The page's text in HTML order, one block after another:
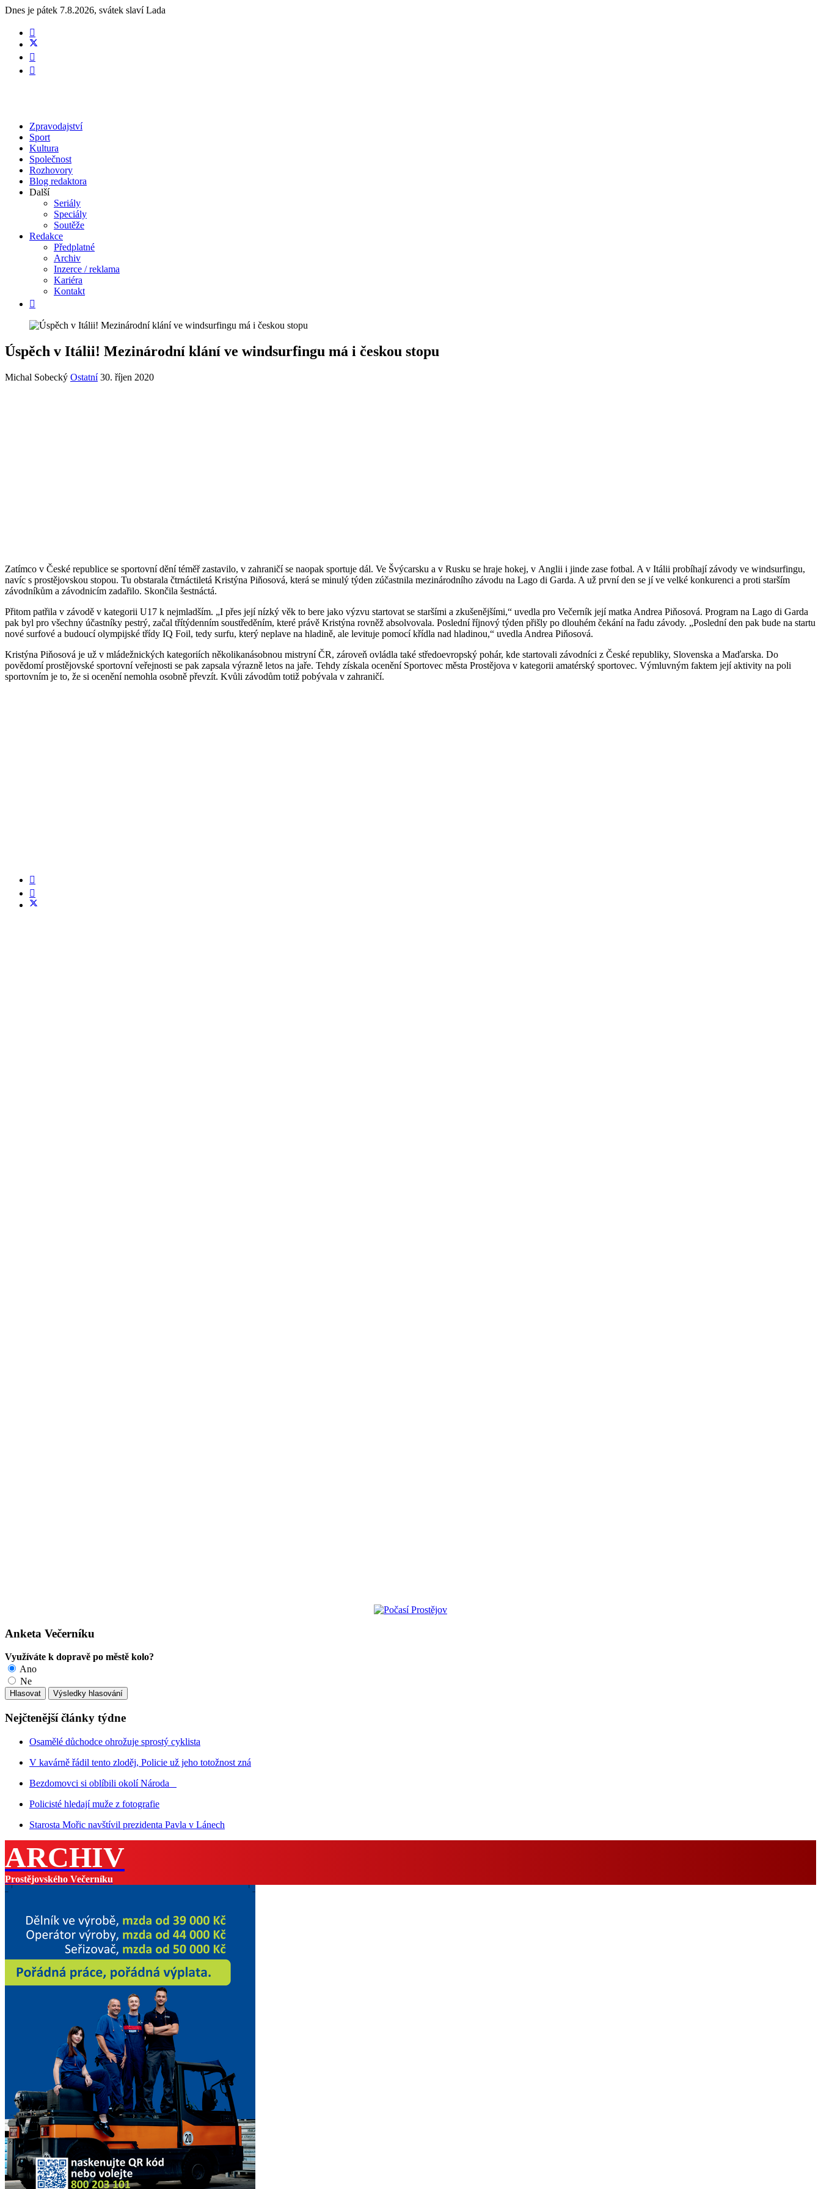
Dnes je pátek 7.8.2026, svátek slavíLada
Zpravodajství
Sport
Kultura
Společnost
Rozhovory
Blog redaktora
Další
Seriály
Speciály
Soutěže
Redakce
Předplatné
Archiv
Inzerce / reklama
Kariéra
Kontakt
Úspěch v Itálii! Mezinárodní klání ve windsurfingu má i českou stopu
Michal Sobecký Ostatní 30. říjen 2020
Zatímco v České republice se sportovní dění téměř zastavilo, v zahraničí se naopak sportuje dál. Ve Švýcarsku a v Rusku se hraje hokej, v Anglii i jinde zase fotbal. A v Itálii probíhají závody ve windsurfingu,
navíc s prostějovskou stopou. Tu obstarala čtrnáctiletá Kristýna Piňosová, která se minulý týden zúčastnila mezinárodního závodu na Lago di Garda. A už první den se jí ve velké konkurenci a proti starším
závodníkům a závodnicím zadařilo. Skončila šestnáctá.
Přitom patřila v závodě v kategorii U17 k nejmladším. „I přes její nízký věk to bere jako výzvu startovat se staršími a zkušenějšími,“ uvedla pro Večerník její matka Andrea Piňosová. Program na Lago di Garda
pak byl pro všechny účastníky pestrý, začal třítýdenním soustředěním, které právě Kristýna rovněž absolvovala. Poslední říjnový týden přišly po dlouhém čekání na řadu závody. „Poslední den pak bude na startu
nové surfové a budoucí olympijské třídy IQ Foil, tedy surfu, který neplave na hladině, ale levituje pomocí křídla nad hladinou,“ uvedla Andrea Piňosová.
Kristýna Piňosová je už v mládežnických kategoriích několikanásobnou mistryní ČR, zároveň ovládla také středoevropský pohár, kde startovali závodníci z České republiky, Slovenska a Maďarska. Do
povědomí prostějovské sportovní veřejnosti se pak zapsala výrazně letos na jaře. Tehdy získala ocenění Sportovec města Prostějova v kategorii amatérský sportovec. Výmluvným faktem její aktivity na poli
sportovním je to, že si ocenění nemohla osobně převzít. Kvůli závodům totiž pobývala v zahraničí.
Anketa Večerníku
Využíváte k dopravě po městě kolo?
Ano
Ne
Nejčtenější články týdne
Osamělé důchodce ohrožuje sprostý cyklista
V kavárně řádil tento zloděj, Policie už jeho totožnost zná
Bezdomovci si oblíbili okolí Národa
Policisté hledají muže z fotografie
Starosta Mořic navštívil prezidenta Pavla v Lánech
ARCHIV
Prostějovského Večerníku